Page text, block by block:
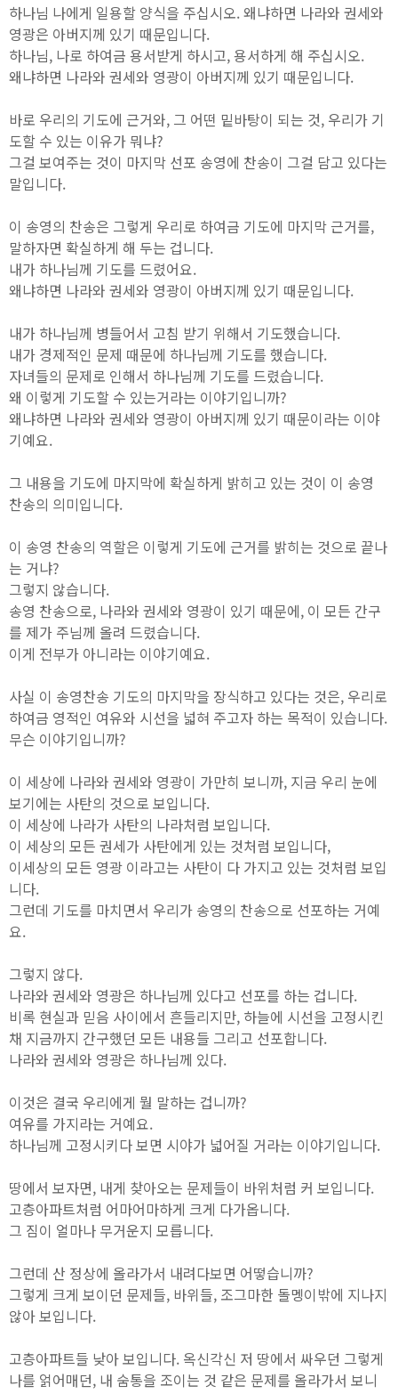
하나님 나에게 일용할 양식을 주십시오. 왜냐하면 나라와 권세와
영광은 아버지께 있기 때문입니다.
하나님, 나로 하여금 용서받게 하시고, 용서하게 해 주십시오.
왜냐하면 나라와 권세와 영광이 아버지께 있기 때문입니다.
바로 우리의 기도에 근거와, 그 어떤 밑바탕이 되는 것, 우리가 기
도할 수 있는 이유가 뭐냐?
그걸 보여주는 것이 마지막 선포 송영에 찬송이 그걸 담고 있다는
말입니다.
이 송영의 찬송은 그렇게 우리로 하여금 기도에 마지막 근거를,
말하자면 확실하게 해 두는 겁니다.
내가 하나님께 기도를 드렸어요.
왜냐하면 나라와 권세와 영광이 아버지께 있기 때문입니다.
내가 하나님께 병들어서 고침 받기 위해서 기도했습니다.
내가 경제적인 문제 때문에 하나님께 기도를 했습니다.
자녀들의 문제로 인해서 하나님께 기도를 드렸습니다.
왜 이렇게 기도할 수 있는거라는 이야기입니까?
왜냐하면 나라와 권세와 영광이 아버지께 있기 때문이라는 이야
기예요.
그 내용을 기도에 마지막에 확실하게 밝히고 있는 것이 이 송영
찬송의 의미입니다.
이 송영 찬송의 역할은 이렇게 기도에 근거를 밝히는 것으로 끝나
는 거냐?
그렇지 않습니다.
송영 찬송으로, 나라와 권세와 영광이 있기 때문에, 이 모든 간구
를 제가 주님께 올려 드렸습니다.
이게 전부가 아니라는 이야기예요.
사실 이 송영찬송 기도의 마지막을 장식하고 있다는 것은, 우리로
하여금 영적인 여유와 시선을 넓혀 주고자 하는 목적이 있습니다.
무슨 이야기입니까?
이 세상에 나라와 권세와 영광이 가만히 보니까, 지금 우리 눈에
보기에는 사탄의 것으로 보입니다.
이 세상에 나라가 사탄의 나라처럼 보입니다.
이 세상의 모든 권세가 사탄에게 있는 것처럼 보입니다,
이세상의 모든 영광 이라고는 사탄이 다 가지고 있는 것처럼 보입
니다.
그런데 기도를 마치면서 우리가 송영의 찬송으로 선포하는 거예
요.
그렇지 않다.
나라와 권세와 영광은 하나님께 있다고 선포를 하는 겁니다.
비록 현실과 믿음 사이에서 흔들리지만, 하늘에 시선을 고정시킨
채 지금까지 간구했던 모든 내용들 그리고 선포합니다.
나라와 권세와 영광은 하나님께 있다.
이것은 결국 우리에게 뭘 말하는 겁니까?
여유를 가지라는 거예요.
하나님께 고정시키다 보면 시야가 넓어질 거라는 이야기입니다.
땅에서 보자면, 내게 찾아오는 문제들이 바위처럼 커 보입니다.
고층아파트처럼 어마어마하게 크게 다가옵니다.
그 짐이 얼마나 무거운지 모릅니다.
그런데 산 정상에 올라가서 내려다보면 어떻습니까?
그렇게 크게 보이던 문제들, 바위들, 조그마한 돌멩이밖에 지나지
않아 보입니다.
고층아파트들 낮아 보입니다. 옥신각신 저 땅에서 싸우던 그렇게
나를 얽어매던, 내 숨통을 조이는 것 같은 문제를 올라가서 보니